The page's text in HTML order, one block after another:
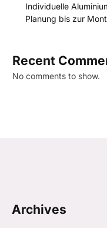
Individuelle
Planung bis zur
Recent
No comments to show.
Archives